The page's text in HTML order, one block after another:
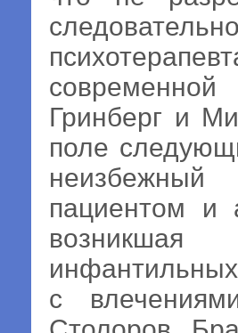
Гринберг и
поле
неизбежный
пациентом и
с